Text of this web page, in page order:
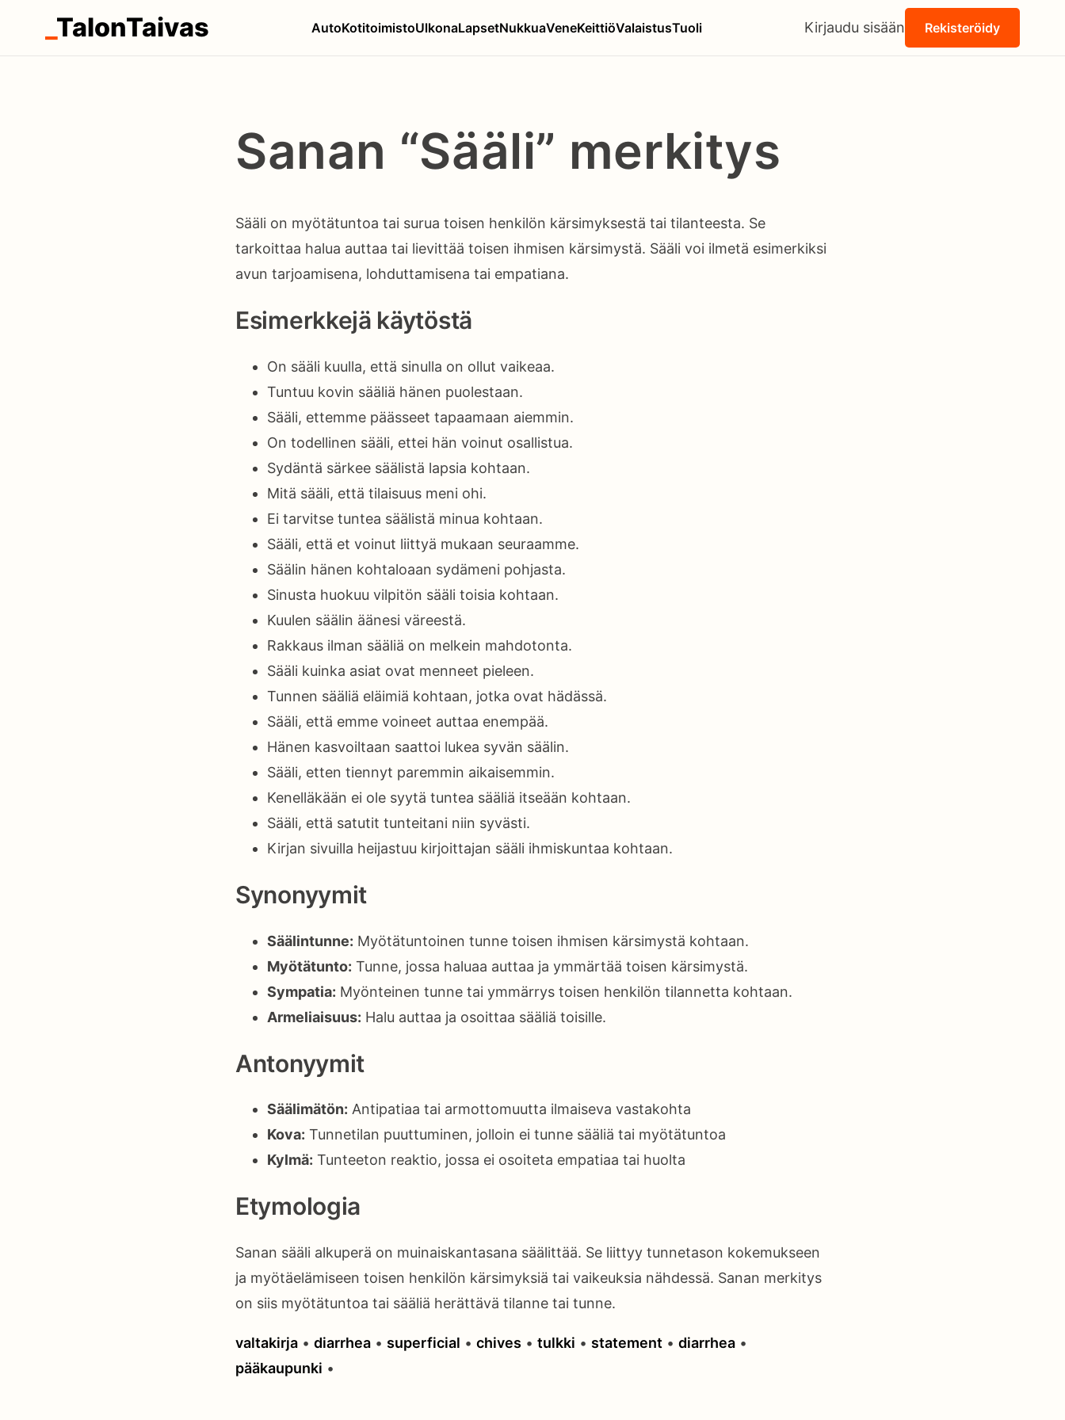
TalonTaivas AutoKotitoimistoUlkonaLapsetNukkuaVeneKeittiöValaistusTuoli Kirjaudu sisään Rekisteröidy
Sanan “Sääli” merkitys
Sääli on myötätuntoa tai surua toisen henkilön kärsimyksestä tai tilanteesta. Se
tarkoittaa halua auttaa tai lievittää toisen ihmisen kärsimystä. Sääli voi ilmetä esimerkiksi
avun tarjoamisena, lohduttamisena tai empatiana.
Esimerkkejä käytöstä
On sääli kuulla, että sinulla on ollut vaikeaa.
Tuntuu kovin sääliä hänen puolestaan.
Sääli, ettemme päässeet tapaamaan aiemmin.
On todellinen sääli, ettei hän voinut osallistua.
Sydäntä särkee säälistä lapsia kohtaan.
Mitä sääli, että tilaisuus meni ohi.
Ei tarvitse tuntea säälistä minua kohtaan.
Sääli, että et voinut liittyä mukaan seuraamme.
Säälin hänen kohtaloaan sydämeni pohjasta.
Sinusta huokuu vilpitön sääli toisia kohtaan.
Kuulen säälin äänesi väreestä.
Rakkaus ilman sääliä on melkein mahdotonta.
Sääli kuinka asiat ovat menneet pieleen.
Tunnen sääliä eläimiä kohtaan, jotka ovat hädässä.
Sääli, että emme voineet auttaa enempää.
Hänen kasvoiltaan saattoi lukea syvän säälin.
Sääli, etten tiennyt paremmin aikaisemmin.
Kenelläkään ei ole syytä tuntea sääliä itseään kohtaan.
Sääli, että satutit tunteitani niin syvästi.
Kirjan sivuilla heijastuu kirjoittajan sääli ihmiskuntaa kohtaan.
Synonyymit
Säälintunne: Myötätuntoinen tunne toisen ihmisen kärsimystä kohtaan.
Myötätunto: Tunne, jossa haluaa auttaa ja ymmärtää toisen kärsimystä.
Sympatia: Myönteinen tunne tai ymmärrys toisen henkilön tilannetta kohtaan.
Armeliaisuus: Halu auttaa ja osoittaa sääliä toisille.
Antonyymit
Säälimätön: Antipatiaa tai armottomuutta ilmaiseva vastakohta
Kova: Tunnetilan puuttuminen, jolloin ei tunne sääliä tai myötätuntoa
Kylmä: Tunteeton reaktio, jossa ei osoiteta empatiaa tai huolta
Etymologia
Sanan sääli alkuperä on muinaiskantasana säälittää. Se liittyy tunnetason kokemukseen
ja myötäelämiseen toisen henkilön kärsimyksiä tai vaikeuksia nähdessä. Sanan merkitys
on siis myötätuntoa tai sääliä herättävä tilanne tai tunne.
valtakirja • diarrhea • superficial • chives • tulkki • statement • diarrhea •
pääkaupunki •